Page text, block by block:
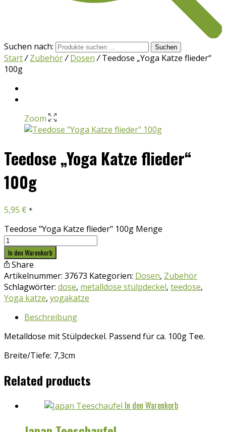
Suchen nach: Suchen
Start/ Zubehör/ Dosen /Teedose „Yoga Katze flieder“
100g
Zoom
Teedose „Yoga Katze flieder“
100g
5,95 € *
Teedose "Yoga Katze flieder" 100g Menge
In den Warenkorb
Share
Artikelnummer: 37673 Kategorien: Dosen, Zubehör
Schlagwörter: dose, metalldose stülpdeckel, teedose,
Yoga katze, yogakatze
Beschreibung
Metalldose mit Stülpdeckel. Passend für ca. 100g Tee.
Breite/Tiefe: 7,3cm
Related products
In den Warenkorb